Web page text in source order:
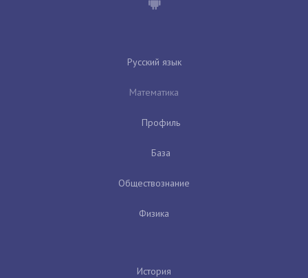
Русский язык
Математика
Профиль
База
Обществознание
Физика
История